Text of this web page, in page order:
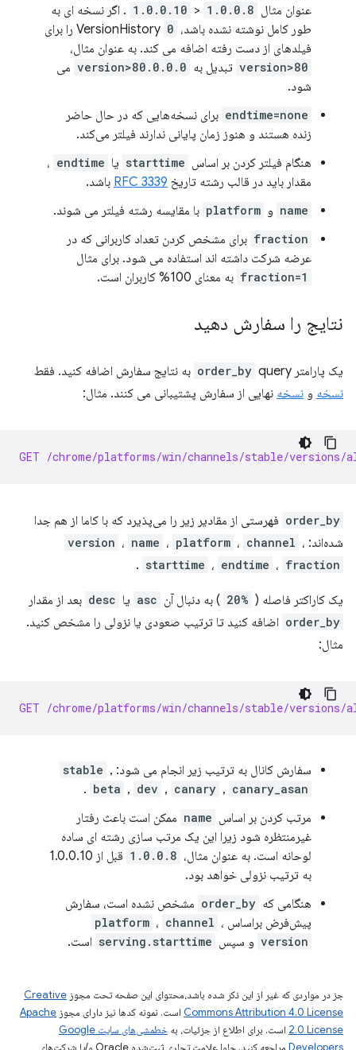
عنوان مثال 1.0.0.8
<
1.0.0.10 . اگر نسخه ای به
طور کامل نوشته نشده باشد، VersionHistory 0
را برای
فیلدهای از دست رفته اضافه می کند. به عنوان مثال،
version>80 تبدیل به version>80.0.0.0 می
شود.
endtime=none برای نسخه‌هایی که در حال حاضر
زنده هستند و هنوز زمان پایانی ندارند فیلتر می‌کند.
هنگام فیلتر کردن بر اساس starttime یا endtime ،
مقدار باید در قالب رشته تاریخ RFC 3339 باشد.
name و platform با مقایسه رشته فیلتر می شوند.
fraction برای مشخص کردن تعداد کاربرانی که در
عرضه شرکت داشته اند استفاده می شود. برای مثال
fraction=1 به معنای 100% کاربران است.
نتایج را سفارش دهید
یک پارامتر order_by query به نتایج سفارش اضافه کنید. فقط
نسخه و نسخه نهایی از سفارش پشتیبانی می کنند. مثال:
GET /chrome/platforms/win/channels/stable/
order_by فهرستی از مقادیر زیر را می‌پذیرد که با کاما از هم جدا
شده‌اند:
version ، name ، platform ، channel ،
starttime ، endtime ، fraction
.
یک کاراکتر فاصله ( %20 ) به دنبال آن asc یا desc بعد از مقدار
order_by اضافه کنید تا ترتیب صعودی یا نزولی را مشخص کنید.
مثال:
GET /chrome/platforms/win/channels/stable/versions/
سفارش کانال به ترتیب زیر انجام می شود: stable ,
beta , dev , canary , canary_asan
.
مرتب کردن بر اساس name ممکن است باعث رفتار
غیرمنتظره شود زیرا این یک مرتب سازی رشته ای ساده
لوحانه است. به عنوان مثال، 1.0.0.8
قبل از 1.0.0.10
به ترتیب نزولی خواهد بود.
هنگامی که order_by مشخص نشده است، سفارش
پیش‌فرض براساس
platform ، channel ،
version و سپس serving.starttime است.
جز در مواردی که غیر از این ذکر شده باشد،‌محتوای این صفحه تحت مجوز Creative
Commons Attribution 4.0 License است. نمونه کدها نیز دارای مجوز Apache
2.0 License است. برای اطلاع از جزئیات، به
خطمشی‌های سایت Google
Developers‏
مراجعه کنید. جاوا علامت تجاری ثبت‌شده Oracle و/یا شرکت‌های